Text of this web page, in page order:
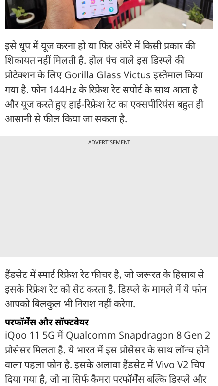
इसे धूप में यूज करना हो या फिर अंधेरे में किसी प्रकार की
शिकायत नहीं मिलती है. होल पंच वाले इस डिस्प्ले की
प्रोटेक्शन के लिए Gorilla Glass Victus इस्तेमाल किया
गया है. फोन 144Hz के रिफ्रेश रेट सपोर्ट के साथ आता है
और यूज करते हुए हाई-रिफ्रेश रेट का एक्सपीरियंस बहुत ही
आसानी से फील किया जा सकता है.
ADVERTISEMENT
हैंडसेट में स्मार्ट रिफ्रेश रेट फीचर है, जो जरूरत के हिसाब से
इसके रिफ्रेश रेट को सेट करता है. डिस्प्ले के मामले में ये फोन
आपको बिलकुल भी निराश नहीं करेगा.
परफॉर्मेंस और सॉफ्टवेयर
iQoo 11 5G में Qualcomm Snapdragon 8 Gen 2
प्रोसेसर मिलता है. ये भारत में इस प्रोसेसर के साथ लॉन्च होने
वाला पहला फोन है. इसके अलावा हैंडसेट में Vivo V2 चिप
दिया गया है, जो ना सिर्फ कैमरा परफॉर्मेंस बल्कि डिस्प्ले और